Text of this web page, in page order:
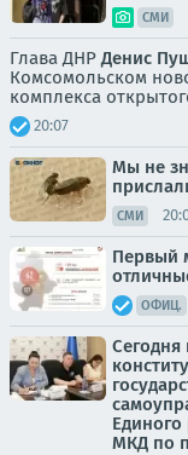
СМИ
Глава ДНРДенис
Комсомольском
комплекса
20:07
Мы не
СМИ
Первый
ОФИЦ.
Сегодня
МКД по